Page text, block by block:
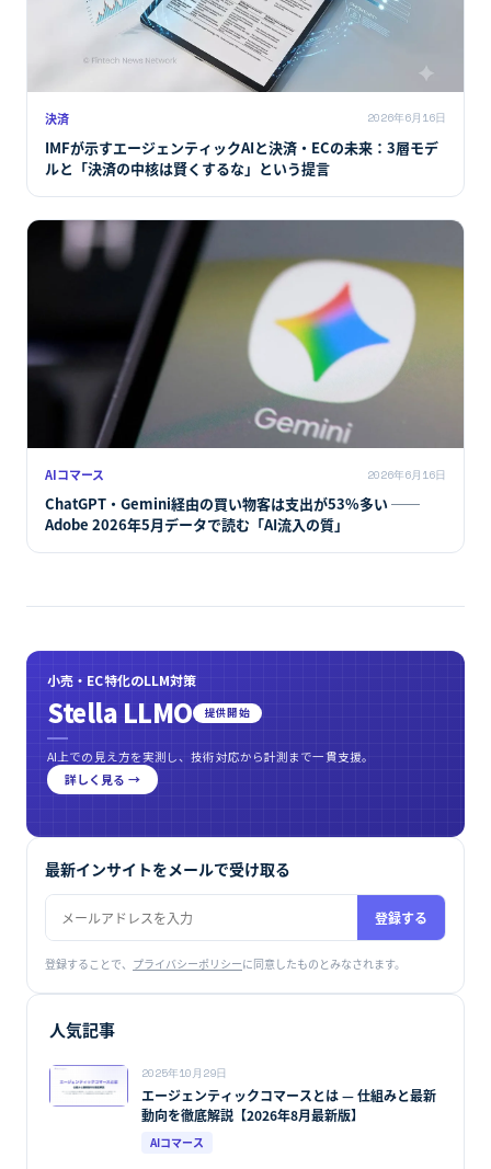
決済 2026年6月16日
IMFが示すエージェンティックAIと決済・ECの未来：3層モデ
ルと「決済の中核は賢くするな」という提言
AIコマース 2026年6月16日
ChatGPT・Gemini経由の買い物客は支出が53%多い ──
Adobe 2026年5月データで読む「AI流入の質」
小売・EC特化のLLM対策
Stella LLMO 提供開始
AI上での見え方を実測し、技術対応から計測まで一貫支援。
詳しく見る →
最新インサイトをメールで受け取る
登録する
登録することで、 プライバシーポリシーに同意したものとみなされます。
人気記事
2025年10月29日
エージェンティックコマースとは — 仕組みと最新
動向を徹底解説【2026年8月最新版】
AIコマース